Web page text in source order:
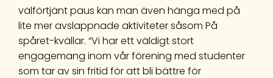
välförtjänt paus kan man även hänga med på
lite mer avslappnade aktiviteter såsom På
spåret-kvällar. “Vi har ett väldigt stort
engagemang inom vår förening med studenter
som tar av sin fritid för att bli bättre för